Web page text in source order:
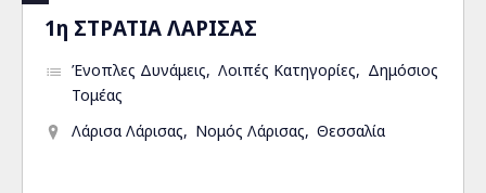
1η ΣΤΡΑΤΙΑ ΛΑΡΙΣΑΣ
Ένοπλες Δυνάμεις Λοιπές Κατηγορίες
Δημόσιος
Τομέας
Λάρισα Λάρισας
Νομός Λάρισας Θεσσαλία